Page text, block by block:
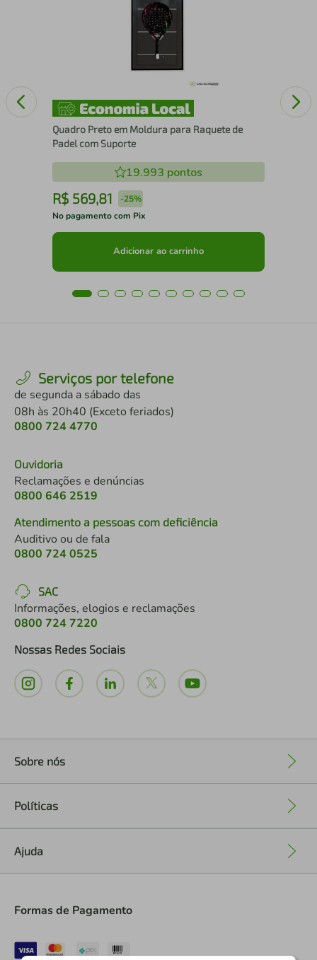
Quadro Preto em Moldura para Raquete de
Padel com Suporte
19.993 pontos
R$ 569,81 -25%
No pagamento com Pix
Adicionar ao carrinho
Serviços por telefone
de segunda a sábado das
08h às 20h40 (Exceto feriados)
0800 724 4770
Ouvidoria
Reclamações e denúncias
0800 646 2519
Atendimento a pessoas com deficiência
Auditivo ou de fala
0800 724 0525
SAC
Informações, elogios e reclamações
0800 724 7220
Nossas Redes Sociais
Sobre nós
Políticas
Ajuda
Formas de Pagamento